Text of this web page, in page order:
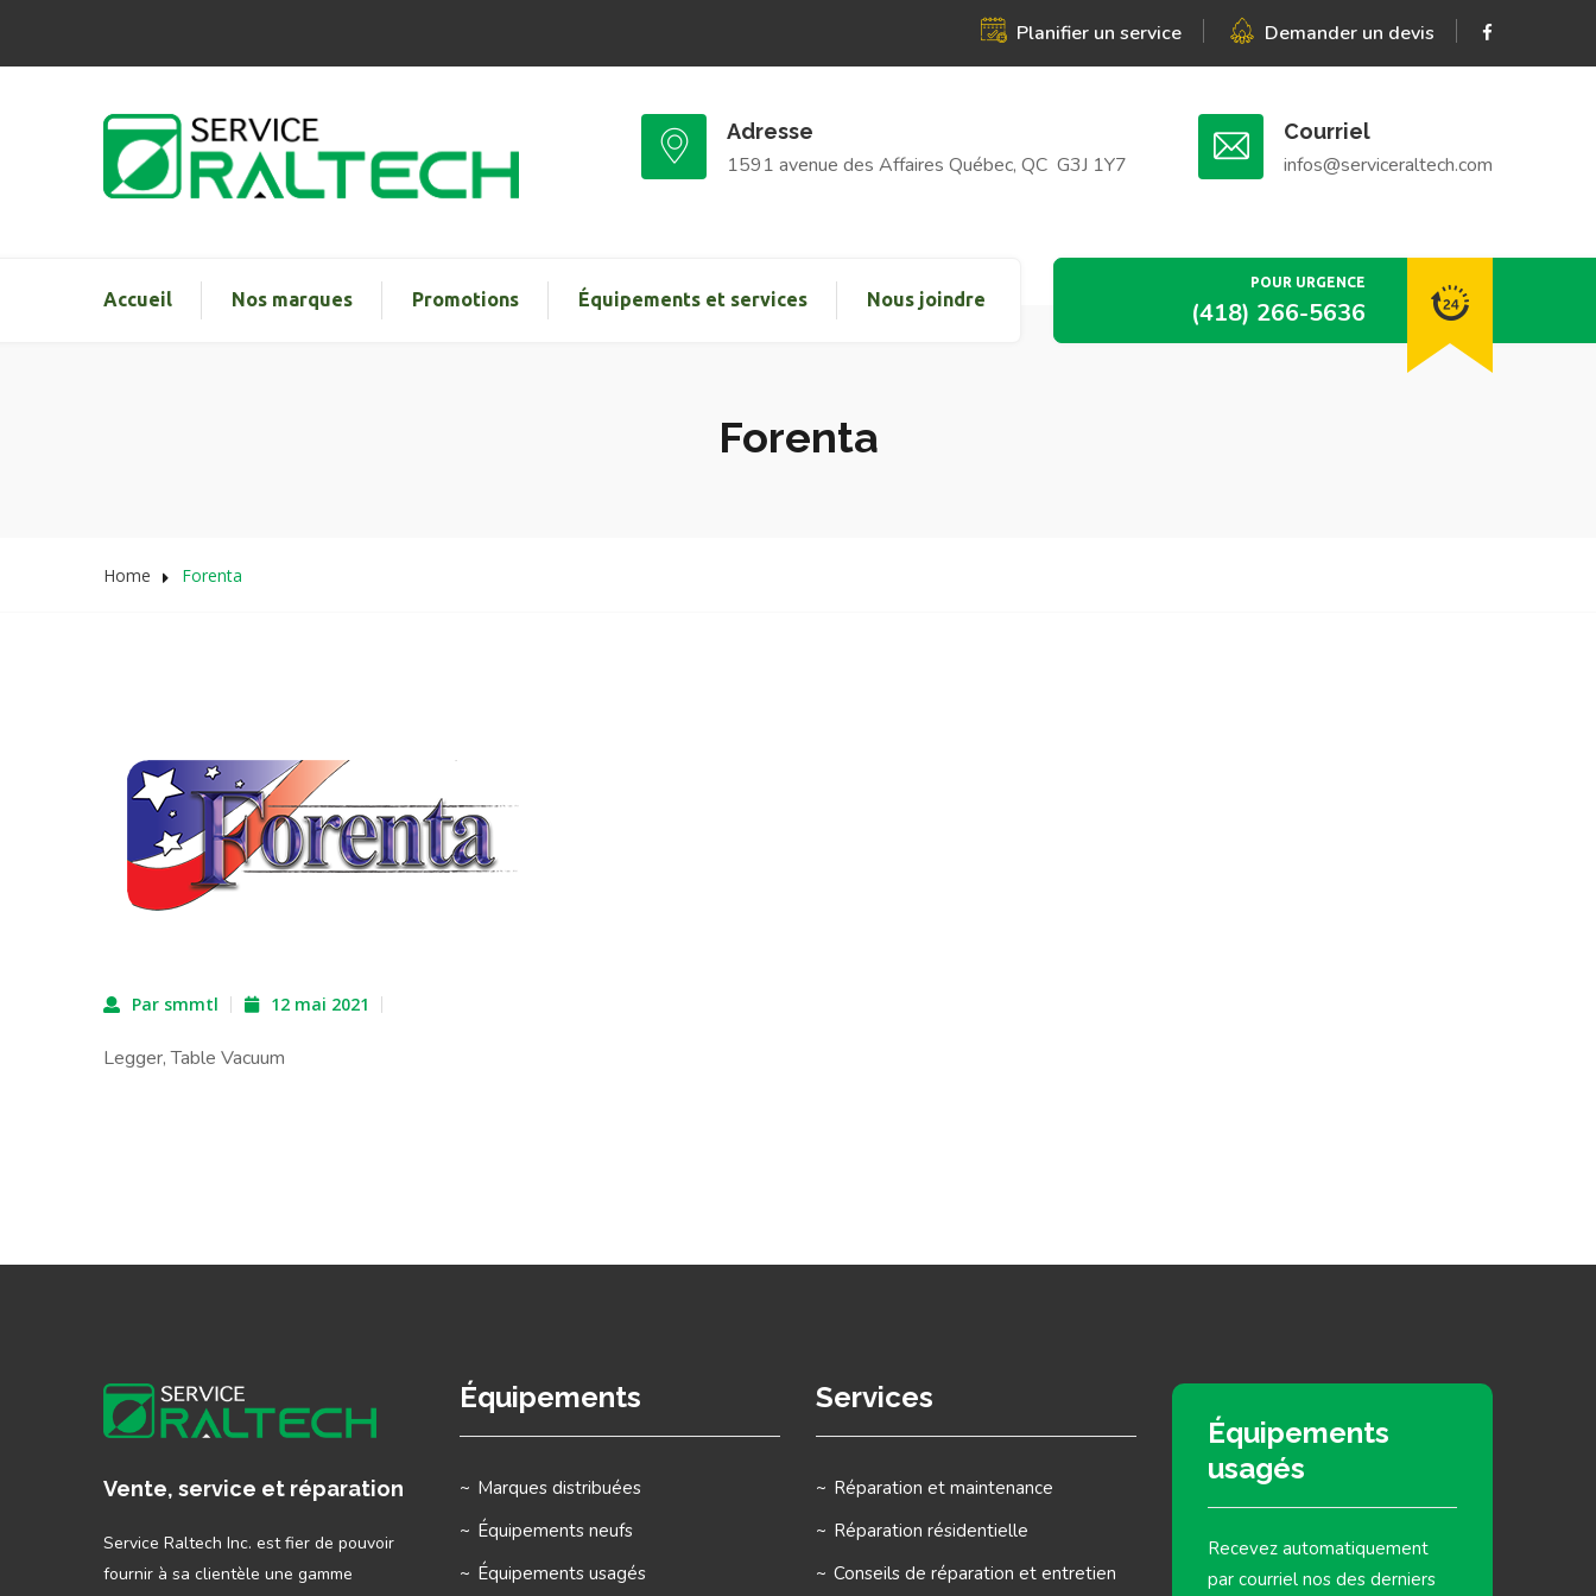
Planifier un service Demander un devis
Adresse
1591 avenue des Affaires Québec, QC G3J 1Y7
Courriel
infos@serviceraltech.com
Accueil Nos marques Promotions Équipements et services Nous joindre
POUR URGENCE
(418) 266-5636
Forenta
Home Forenta
Par smmtl 12 mai 2021
Legger, Table Vacuum
Vente, service et réparation
Service Raltech Inc. est fier de pouvoir
fournir à sa clientèle une gamme
Équipements
Marques distribuées
Équipements neufs
Équipements usagés
Services
Réparation et maintenance
Réparation résidentielle
Conseils de réparation et entretien
Équipements
usagés
Recevez automatiquement
par courriel nos des derniers